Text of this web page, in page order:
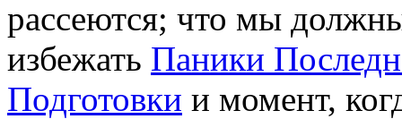
рассеются; что мы
избежать Паники
Подготовки и момент,